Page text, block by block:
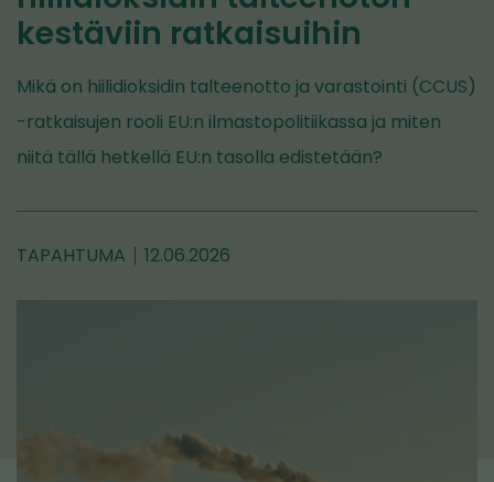
kestäviin ratkaisuihin
Mikä on hiilidioksidin talteenotto ja varastointi (CCUS)
-ratkaisujen rooli EU:n ilmastopolitiikassa ja miten
niitä tällä hetkellä EU:n tasolla edistetään?
TAPAHTUMA 12.06.2026